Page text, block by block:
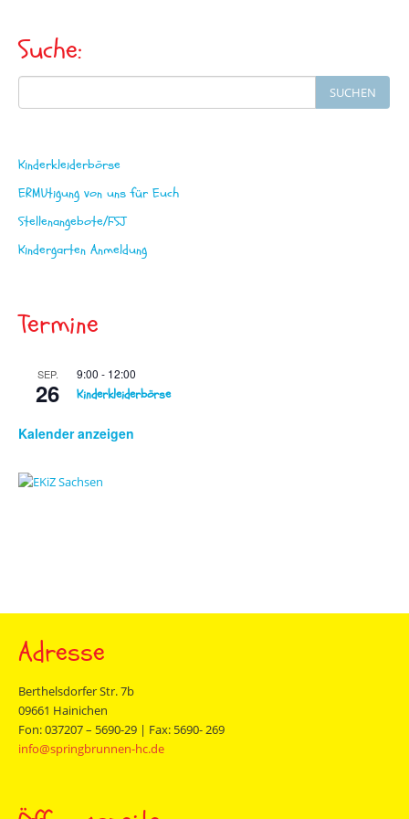
n
a
v
g
a
t
i
Suche:
Search
for:
SUCHEN
Kinderkleiderbörse
ERMUtigung von uns für Euch
Stellenangebote/FSJ
Kindergarten Anmeldung
Termine
SEP.
26
9:00 - 12:00
Kinderkleiderbörse
Kalender anzeigen
Adresse
Berthelsdorfer Str. 7b
09661 Hainichen
Fon: 037207 – 5690-29 | Fax: 5690- 269
info@springbrunnen-hc.de